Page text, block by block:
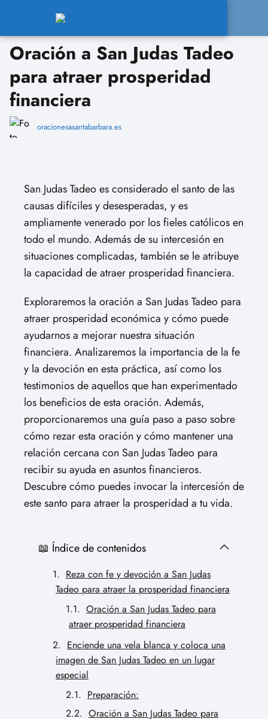
Oración a San Judas Tadeo
para atraer prosperidad
financiera
oracionesasantabarbara.es
San Judas Tadeo es considerado el santo de las
causas difíciles y desesperadas, y es
ampliamente venerado por los fieles católicos en
todo el mundo. Además de su intercesión en
situaciones complicadas, también se le atribuye
la capacidad de atraer prosperidad financiera.
Exploraremos la oración a San Judas Tadeo para
atraer prosperidad económica y cómo puede
ayudarnos a mejorar nuestra situación
financiera. Analizaremos la importancia de la fe
y la devoción en esta práctica, así como los
testimonios de aquellos que han experimentado
los beneficios de esta oración. Además,
proporcionaremos una guía paso a paso sobre
cómo rezar esta oración y cómo mantener una
relación cercana con San Judas Tadeo para
recibir su ayuda en asuntos financieros.
Descubre cómo puedes invocar la intercesión de
este santo para atraer la prosperidad a tu vida.
📖 Índice de contenidos
Reza con fe y devoción a San Judas
Tadeo para atraer la prosperidad financiera
Oración a San Judas Tadeo para
atraer prosperidad financiera
Enciende una vela blanca y coloca una
imagen de San Judas Tadeo en un lugar
especial
Preparación:
Oración a San Judas Tadeo para